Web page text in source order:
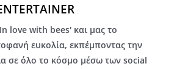
love with bees' και μας το
ευκολία, εκπέμποντας την
σε όλο το κόσμο μέσω των social